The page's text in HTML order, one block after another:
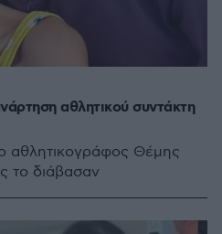
αθλητικού συντάκτη
αθλητικογράφος Θέμης
το διάβασαν